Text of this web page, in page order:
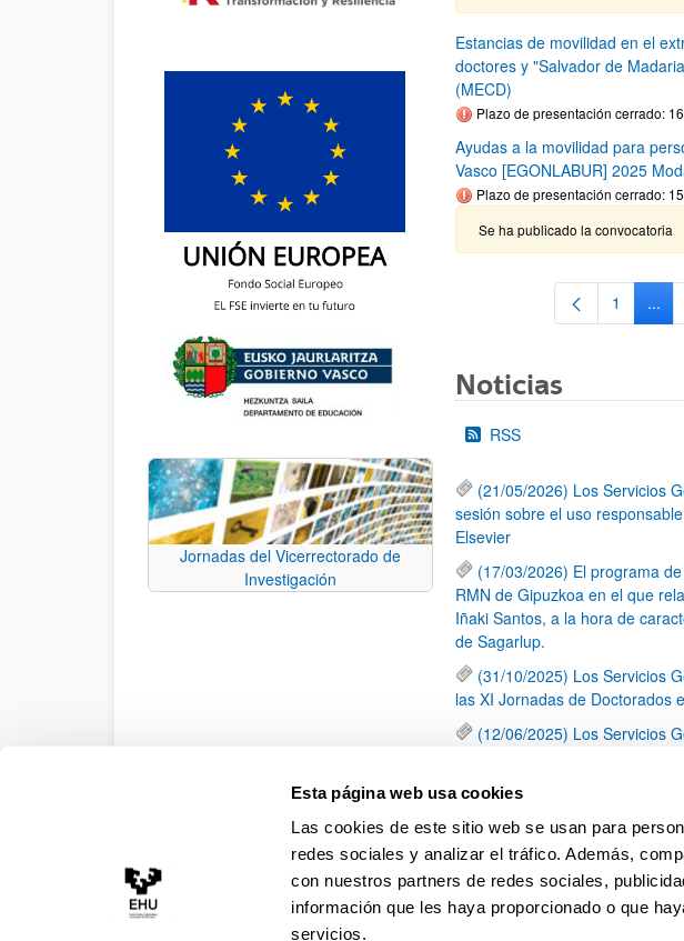
Esta página web usa cookies
Las cookies de este sitio web se usan para
redes sociales y analizar el tráfico. Además,
con nuestros partners de redes sociales,
información que les haya proporcionado o que
servicios.
Jornadas del Vicerrectorado de
Investigación
Estancias de movilidad en el
doctores y "Salvador de
(MECD)
Plazo de presentación cerrado:
Ayudas a la movilidad para
Vasco [EGONLABUR] 2025
Plazo de presentación cerrado:
Se ha publicado la convocatoria
Página
1 ...
Noticias
RSS
(21/05/2026) Los Servicios
sesión sobre el uso
Elsevier
(17/03/2026) El programa
RMN de Gipuzkoa en el que
Iñaki Santos, a la hora de
de Sagarlup.
(31/10/2025) Los Servicios
las XI Jornadas de Doctorados
(12/06/2025) Los Servicios
una caracterización química de
1